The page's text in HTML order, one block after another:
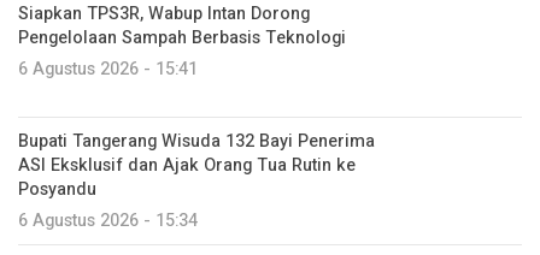
Siapkan TPS3R, Wabup Intan Dorong
Pengelolaan Sampah Berbasis Teknologi
6 Agustus 2026 - 15:41
Bupati Tangerang Wisuda 132 Bayi Penerima
ASI Eksklusif dan Ajak Orang Tua Rutin ke
Posyandu
6 Agustus 2026 - 15:34